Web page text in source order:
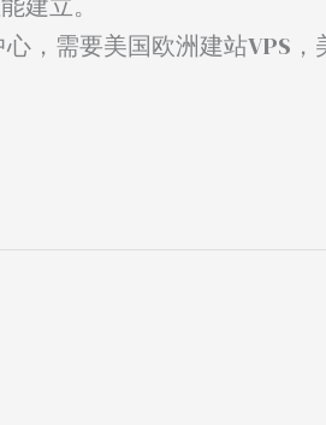
，需要美国欧洲建站VPS，